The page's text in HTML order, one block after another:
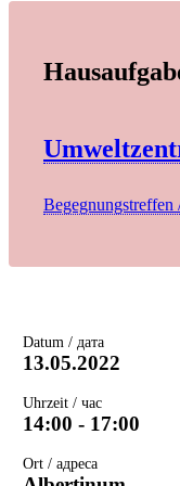
Begegnungstreffen /
Datum / дата
13.05.2022
Uhrzeit / час
14:00 - 17:00
Ort / адреса